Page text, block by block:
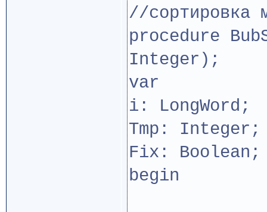
//сортировка
procedure
Integer);
var
i: LongWord;
Tmp: Integer;
Fix: Boolean;
begin